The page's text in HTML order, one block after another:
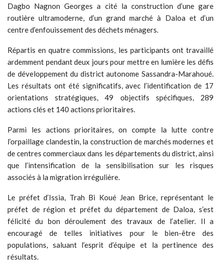
Dagbo Nagnon Georges a cité la construction d’une gare
routière ultramoderne, d’un grand marché à Daloa et d’un
centre d’enfouissement des déchets ménagers.
Répartis en quatre commissions, les participants ont travaillé
ardemment pendant deux jours pour mettre en lumière les défis
de développement du district autonome Sassandra-Marahoué.
Les résultats ont été significatifs, avec l’identification de 17
orientations stratégiques, 49 objectifs spécifiques, 289
actions clés et 140 actions prioritaires.
Parmi les actions prioritaires, on compte la lutte contre
l’orpaillage clandestin, la construction de marchés modernes et
de centres commerciaux dans les départements du district, ainsi
que l’intensification de la sensibilisation sur les risques
associés à la migration irrégulière.
Le préfet d’Issia, Trah Bi Koué Jean Brice, représentant le
préfet de région et préfet du département de Daloa, s’est
félicité du bon déroulement des travaux de l’atelier. Il a
encouragé de telles initiatives pour le bien-être des
populations, saluant l’esprit d’équipe et la pertinence des
résultats.